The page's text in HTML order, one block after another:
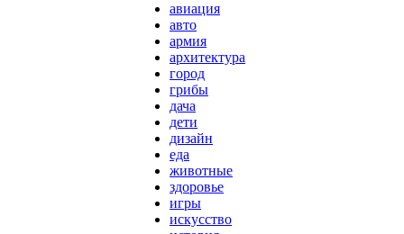
авиация
авто
армия
архитектура
город
грибы
дача
дети
дизайн
еда
животные
здоровье
игры
искусство